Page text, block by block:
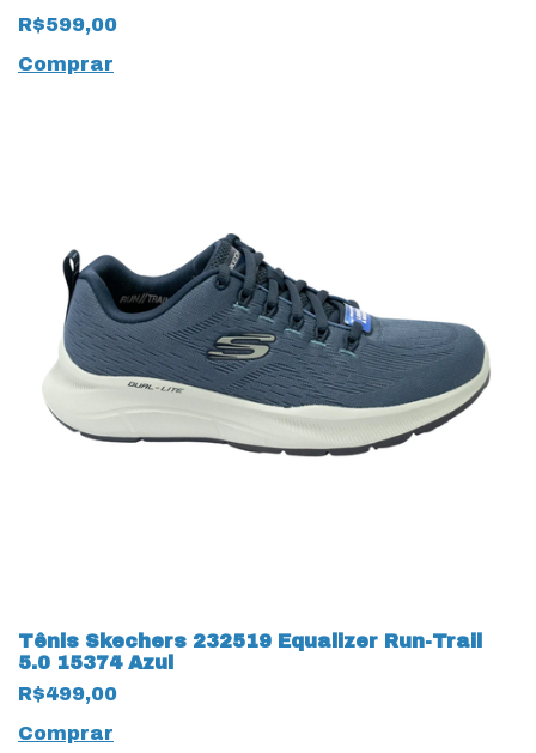
Haptic Motion
GoodYear 15375 Preto
R$599,00
Comprar
Tênis Skechers 232519 Equalizer Run-Trail
5.0 15374 Azul
R$499,00
Comprar